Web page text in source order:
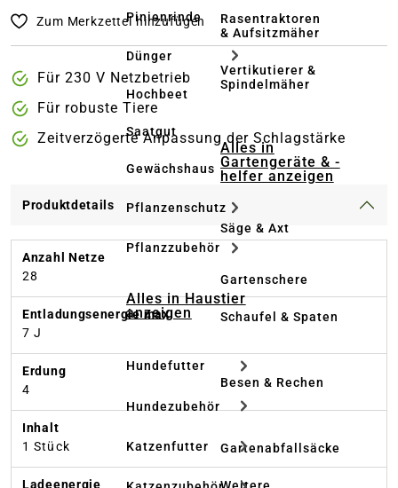
Pinienrinde
Dünger
Hochbeet
Saatgut
Gewächshaus
Pflanzenschutz
Pflanzzubehör
Alles in Haustier
anzeigen
Hundefutter
Hundezubehör
Katzenfutter
Rasentraktoren
& Aufsitzmäher
Vertikutierer &
Spindelmäher
Alles in
Gartengeräte & -
helfer anzeigen
Säge & Axt
Gartenschere
Schaufel & Spaten
Besen & Rechen
Gartenabfallsäcke
Zum Merkzettel hinzufügen
Für 230 V Netzbetrieb
Für robuste Tiere
Zeitverzögerte Anpassung der Schlagstärke
Produktdetails
Anzahl Netze
28
Entladungsenergie max.
7 J
Erdung
4
Inhalt
1 Stück
Ladeenergie